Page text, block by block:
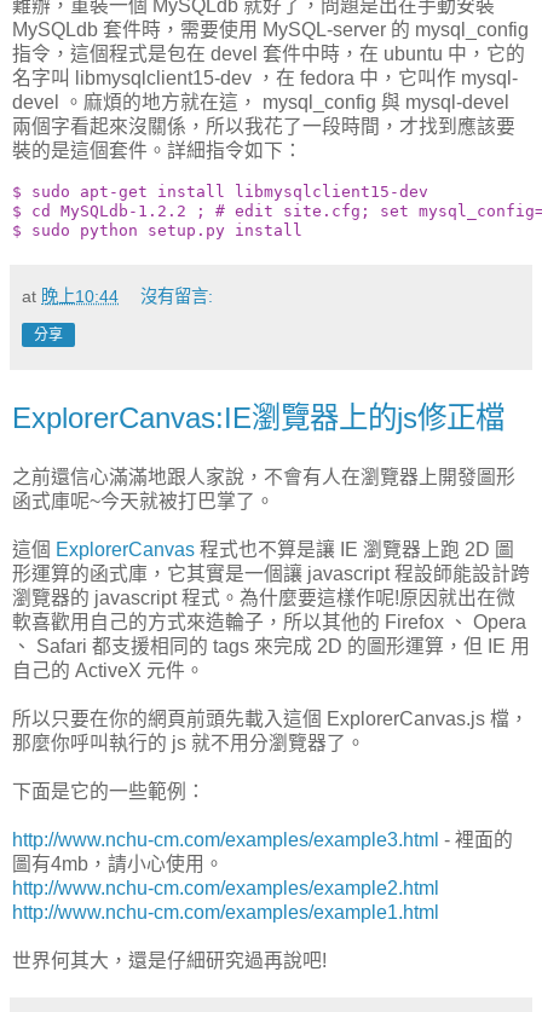
難辦，重裝一個 MySQLdb 就好了，問題是出在手動安裝
MySQLdb 套件時，需要使用 MySQL-server 的 mysql_config
指令，這個程式是包在 devel 套件中時，在 ubuntu 中，它的
名字叫 libmysqlclient15-dev ，在 fedora 中，它叫作 mysql-
devel 。麻煩的地方就在這， mysql_config 與 mysql-devel
兩個字看起來沒關係，所以我花了一段時間，才找到應該要
裝的是這個套件。詳細指令如下：
$ sudo apt-get install libmysqlclient15-dev
$ cd MySQLdb-1.2.2 ; # edit site.cfg; set
$ sudo python setup.py install
at 晚上10:44 沒有留言:
分享
ExplorerCanvas:IE瀏覽器上的js修正檔
之前還信心滿滿地跟人家說，不會有人在瀏覽器上開發圖形
函式庫呢~今天就被打巴掌了。
這個 ExplorerCanvas 程式也不算是讓 IE 瀏覽器上跑 2D 圖
形運算的函式庫，它其實是一個讓 javascript 程設師能設計跨
瀏覽器的 javascript 程式。為什麼要這樣作呢!原因就出在微
軟喜歡用自己的方式來造輪子，所以其他的 Firefox 、 Opera
、 Safari 都支援相同的 tags 來完成 2D 的圖形運算，但 IE 用
自己的 ActiveX 元件。
所以只要在你的網頁前頭先載入這個 ExplorerCanvas.js 檔，
那麼你呼叫執行的 js 就不用分瀏覽器了。
下面是它的一些範例：
http://www.nchu-cm.com/examples/example3.html - 裡面的
圖有4mb，請小心使用。
http://www.nchu-cm.com/examples/example2.html
http://www.nchu-cm.com/examples/example1.html
世界何其大，還是仔細研究過再說吧!